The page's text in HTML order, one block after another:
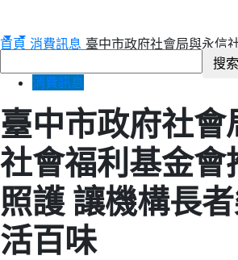
首頁 消費訊息 臺中市政府社會局與永信
消費訊息
臺中市政府社會
社會福利基金會
照護 讓機構長
活百味